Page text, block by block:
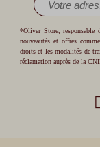
*Oliver Store, responsable
nouveautés et offres
droits et les modalités de
réclamation auprès de la